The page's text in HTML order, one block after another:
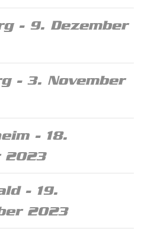
- 9. Dezember
- 3. November
- 18.
2023
- 19.
2023